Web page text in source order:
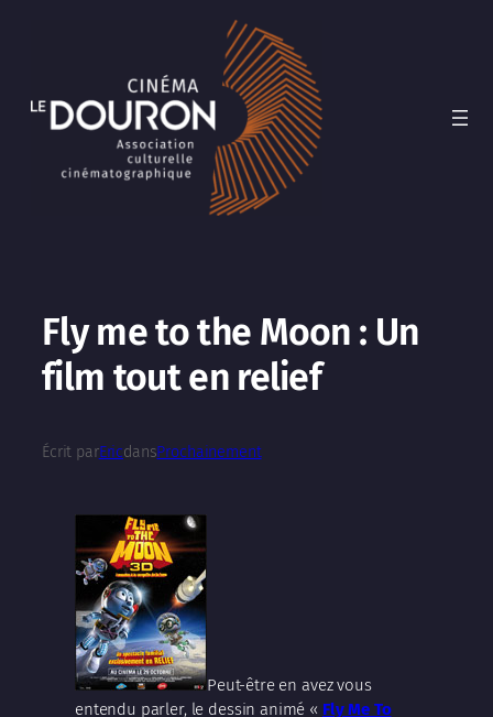
Fly me to the Moon : Un
film tout en relief
Écrit parEricdansProchainement
Peut-être en avez vous
entendu parler, le dessin animé « Fly Me To